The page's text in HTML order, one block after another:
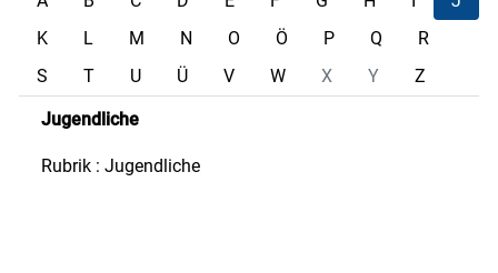
K
L M N O Ö P Q
R
S
T U Ü V W X Y Z
Jugendliche
Rubrik : Jugendliche